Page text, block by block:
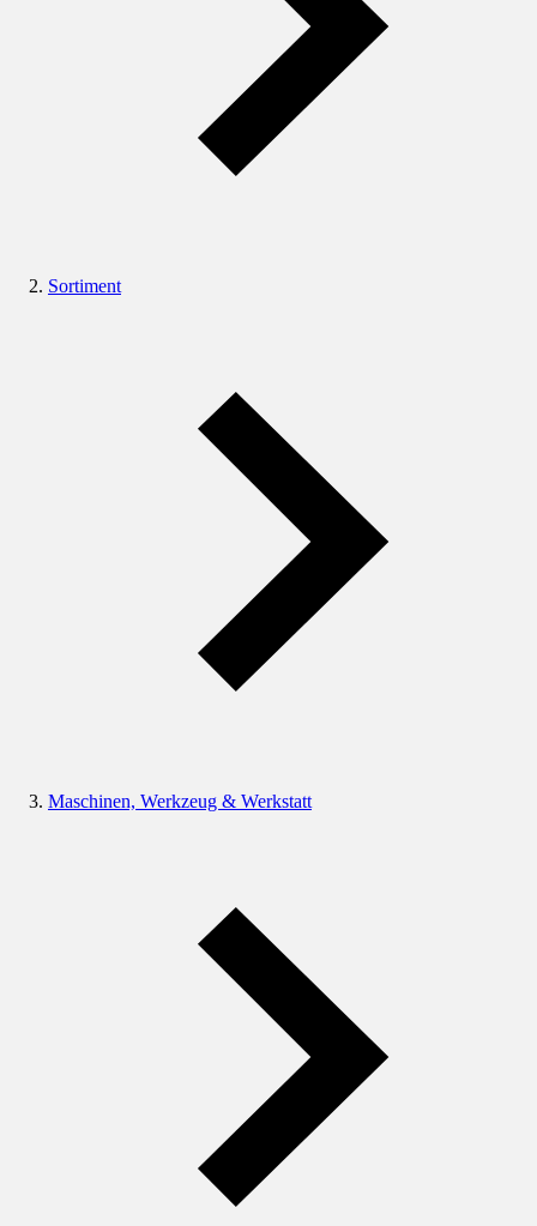
Sortiment
Maschinen, Werkzeug & Werkstatt